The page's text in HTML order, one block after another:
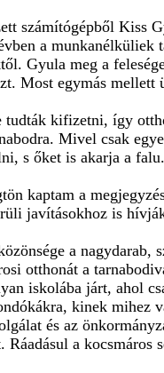
számítógépből Kiss
a
Gyula meg a
Most egymás
kifizetni, így
Mivel csak
s őket is akarja a
kaptam a
javításokhoz is
a
otthonát a
iskolába járt, ahol
kinek mihez
és az
a